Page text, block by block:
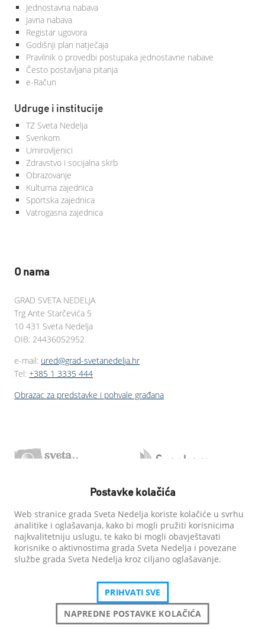
Jednostavna nabava
Javna nabava
Registar ugovora
Godišnji plan natječaja
Pravilnik o provedbi postupaka jednostavne nabave
Često postavljana pitanja
e-Račun
Udruge i institucije
TZ Sveta Nedelja
Svenkom
Umirovljenici
Zdravstvo i socijalna skrb
Obrazovanje
Kulturna zajednica
Sportska zajednica
Vatrogasna zajednica
O nama
GRAD SVETA NEDELJA
Trg Ante Starčevića 5
10 431 Sveta Nedelja
OIB: 24436052952
e-mail: ured@grad-svetanedelja.hr
Tel: +385 1 3335 444
Obrazac za predstavke i pohvale građana
Postavke kolačića
Web stranice grada Sveta Nedelja koriste kolačiće u svrhu
analitike i oglašavanja, kako bi mogli pružiti korisnicima
najkvalitetniju uslugu, te kako bi mogli obavještavati
korisnike o aktivnostima grada Sveta Nedelja i povezane
službe grada Sveta Nedelja kroz ciljano oglašavanje.
PRIHVATI SVE
NAPREDNE POSTAVKE KOLAČIĆA